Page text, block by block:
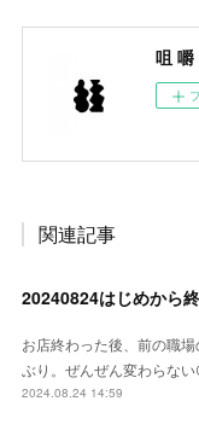
咀 嚼
関連記事
20240824はじめから
お店終わった後、前の職
ぶり。ぜんぜん変わらな
2024.08.24 14:59